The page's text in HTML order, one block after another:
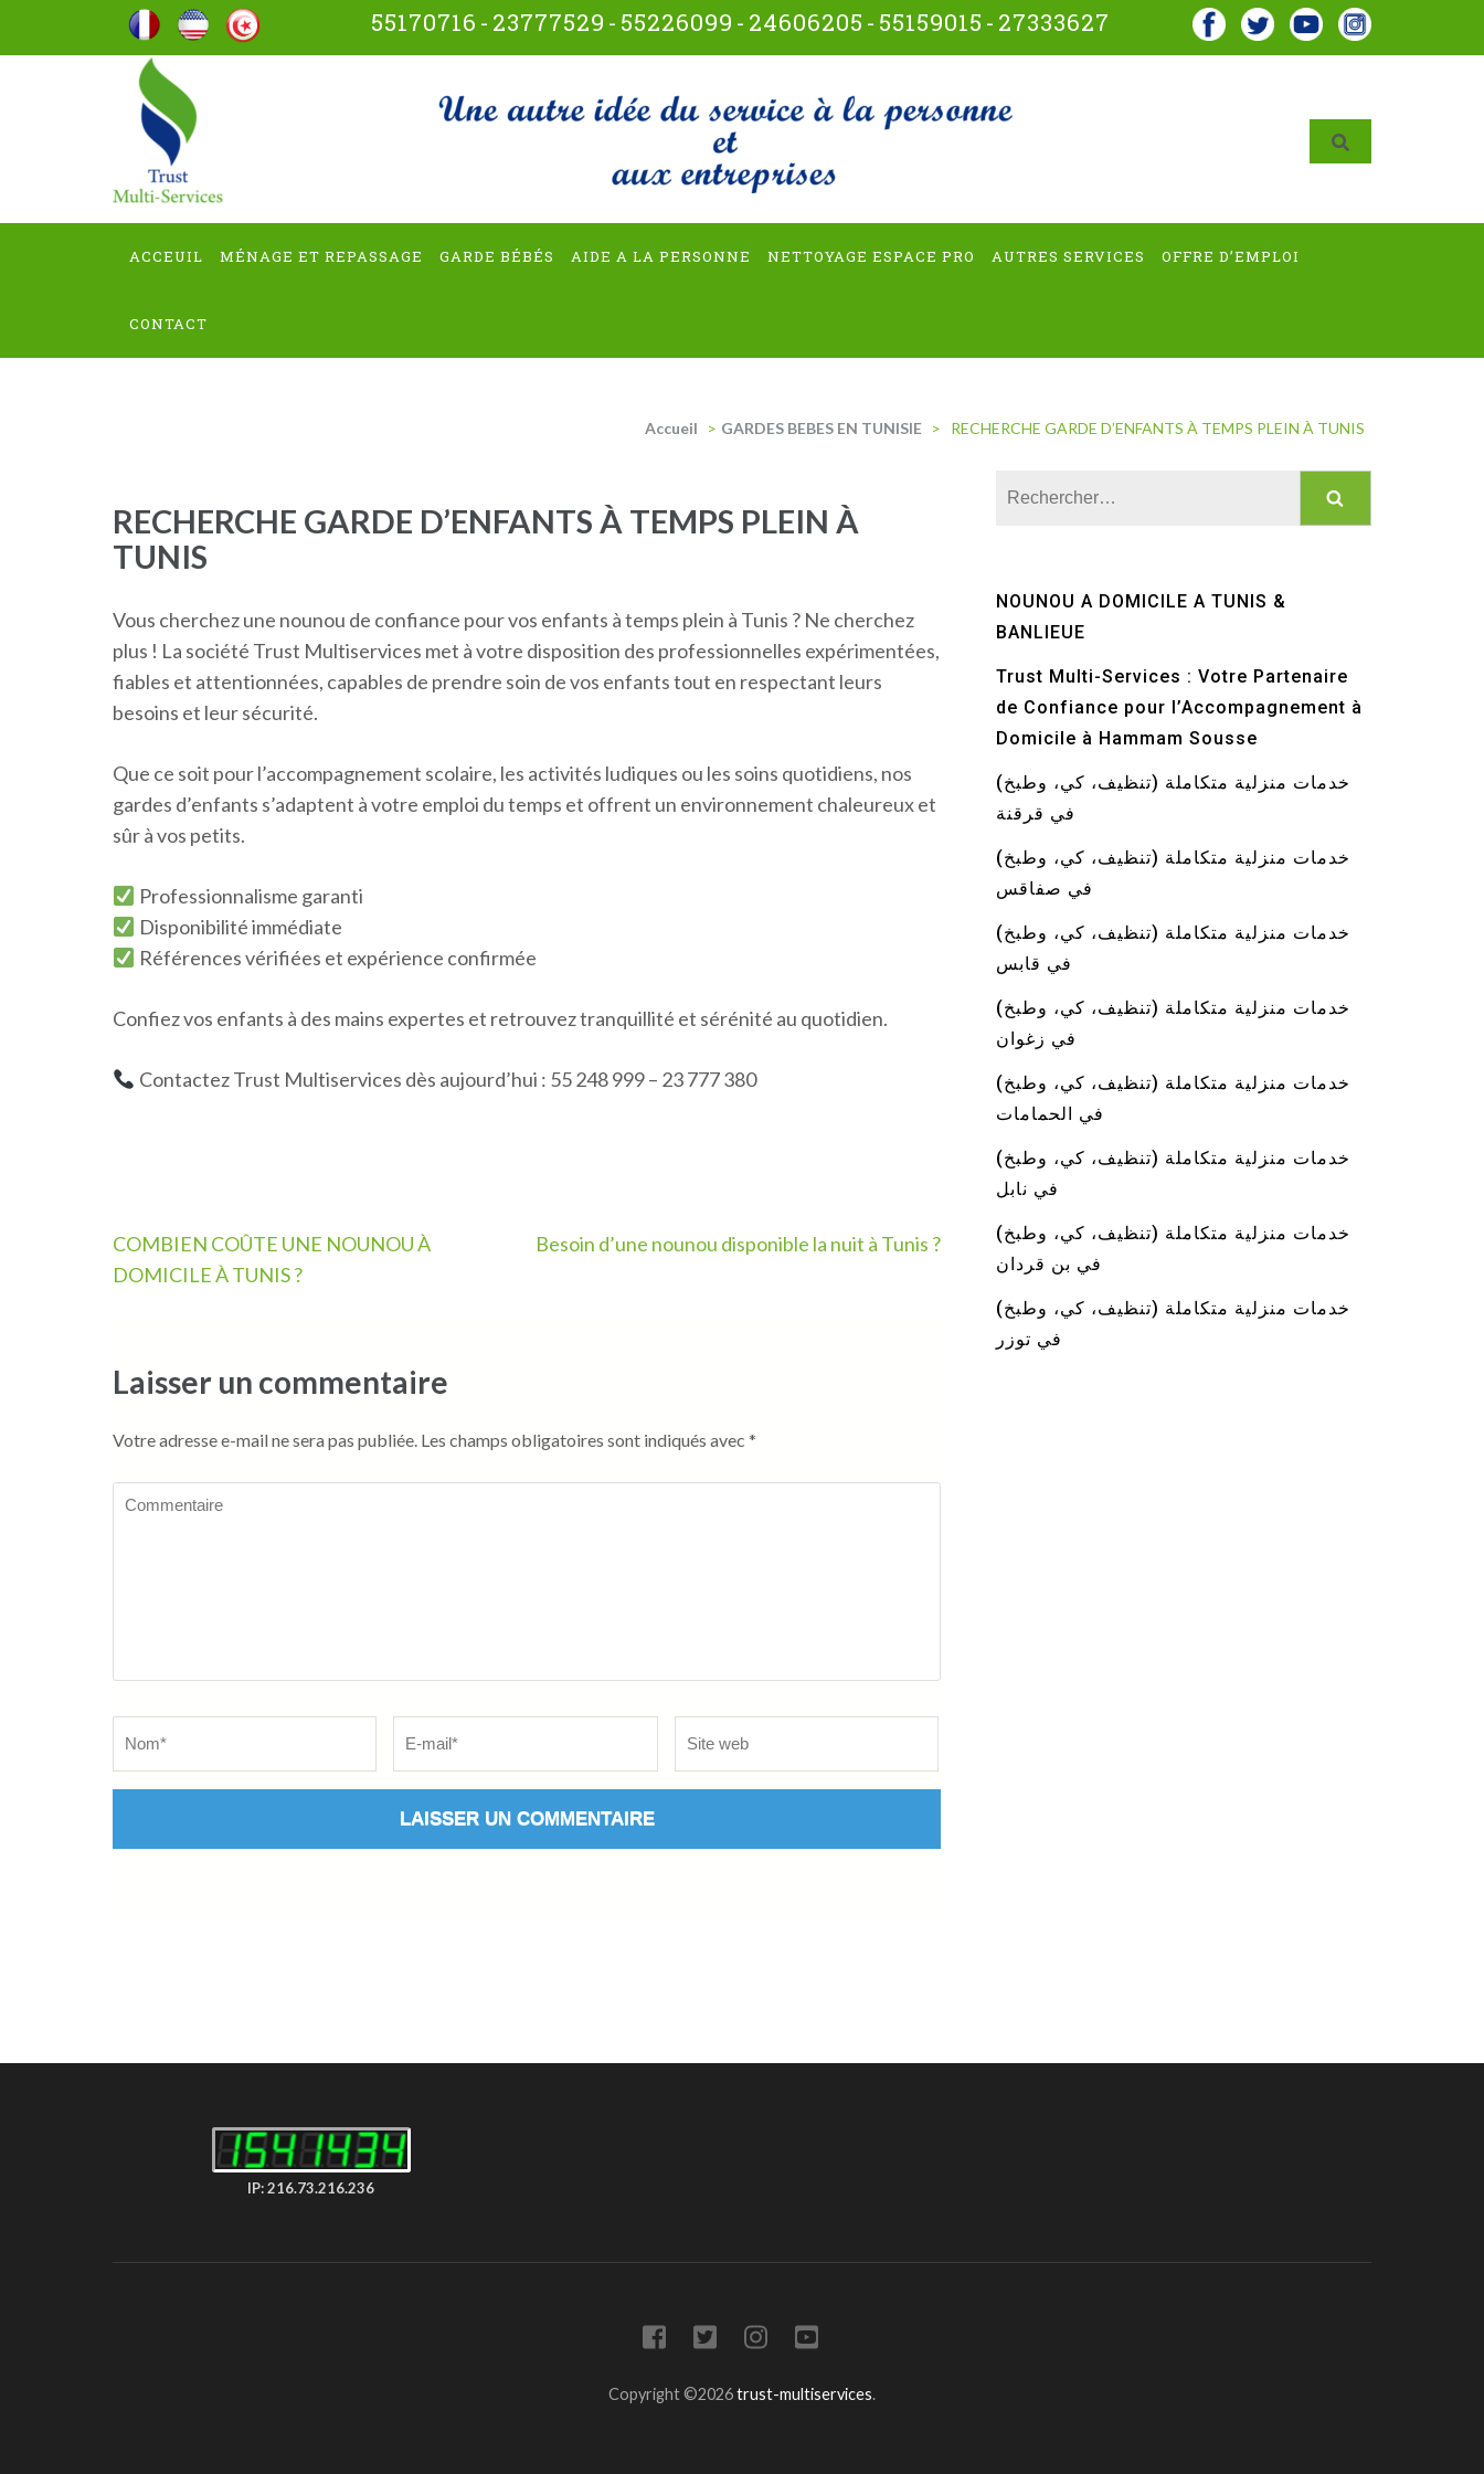
55170716 - 23777529 - 55226099 - 24606205 - 55159015 - 27333627
trust-multiservices
ACCEUIL MÉNAGE ET REPASSAGE GARDE BÉBÉS AIDE A LA PERSONNE NETTOYAGE ESPACE PRO AUTRES SERVICES OFFRE D’EMPLOI
CONTACT
Accueil > GARDES BEBES EN TUNISIE > RECHERCHE GARDE D’ENFANTS À TEMPS PLEIN À TUNIS
RECHERCHE GARDE D’ENFANTS À TEMPS PLEIN À
TUNIS
Vous cherchez une nounou de confiance pour vos enfants à temps plein à Tunis ? Ne cherchez
plus ! La société Trust Multiservices met à votre disposition des professionnelles expérimentées,
fiables et attentionnées, capables de prendre soin de vos enfants tout en respectant leurs
besoins et leur sécurité.
Que ce soit pour l’accompagnement scolaire, les activités ludiques ou les soins quotidiens, nos
gardes d’enfants s’adaptent à votre emploi du temps et offrent un environnement chaleureux et
sûr à vos petits.
Professionnalisme garanti
Disponibilité immédiate
Références vérifiées et expérience confirmée
Confiez vos enfants à des mains expertes et retrouvez tranquillité et sérénité au quotidien.
Contactez Trust Multiservices dès aujourd’hui : 55 248 999 – 23 777 380
Navigation
de
COMBIEN COÛTE UNE NOUNOU À
DOMICILE À TUNIS ?
Besoin d’une nounou disponible la nuit à Tunis ?
Laisser un commentaire
Votre adresse e-mail ne sera pas publiée. Les champs obligatoires sont indiqués avec *
Commentaire
Rechercher :
NOUNOU A DOMICILE A TUNIS &
BANLIEUE
Trust Multi-Services : Votre Partenaire
de Confiance pour l’Accompagnement à
Domicile à Hammam Sousse
خدمات منزلية متكاملة (تنظيف، كي، وطبخ)
في قرقنة
خدمات منزلية متكاملة (تنظيف، كي، وطبخ)
في صفاقس
خدمات منزلية متكاملة (تنظيف، كي، وطبخ)
في قابس
خدمات منزلية متكاملة (تنظيف، كي، وطبخ)
في زغوان
خدمات منزلية متكاملة (تنظيف، كي، وطبخ)
في الحمامات
خدمات منزلية متكاملة (تنظيف، كي، وطبخ)
في نابل
خدمات منزلية متكاملة (تنظيف، كي، وطبخ)
في بن قردان
خدمات منزلية متكاملة (تنظيف، كي، وطبخ)
في توزر
IP: 216.73.216.236
Copyright ©2026trust-multiservices.